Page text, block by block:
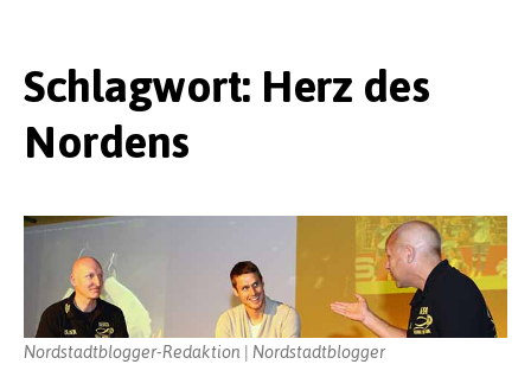
Schlagwort: Herz des
Nordens
Nordstadtblogger-Redaktion | Nordstadtblogger